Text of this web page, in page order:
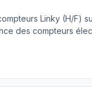
Linky (H/F)
des compteurs